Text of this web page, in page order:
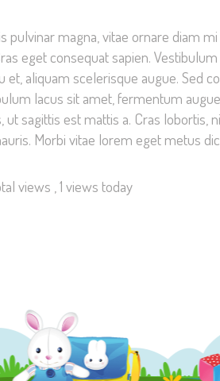
magna, vitae ornare diam
eget consequat sapien.
aliquam scelerisque augue. Sed
lacus sit amet, fermentum
sagittis est mattis a. Cras lobortis,
Morbi vitae lorem eget metus
views , 1 views today